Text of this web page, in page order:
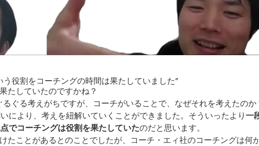
役割をコーチングの時間は果たしていました”
たしていたのですかね？
ぐる考えがちですが、コーチがいることで、なぜそれを考えたのか
により、考えを紐解いていくことができました。そういったより一
でコーチングは役割を果たしていたのだと思います。
たことがあるとのことでしたが、コーチ・エィ社のコーチングは何